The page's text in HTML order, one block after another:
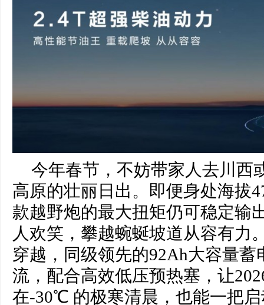
今年春节，不妨带家人去川西
高原的壮丽日出。即便身处海拔
款越野炮的最大扭矩仍可稳定输
人欢笑，攀越蜿蜒坡道从容有力
穿越，同级领先的92Ah大容量蓄
流，配合高效低压预热塞，让
在-30℃ 的极寒清晨，也能一把